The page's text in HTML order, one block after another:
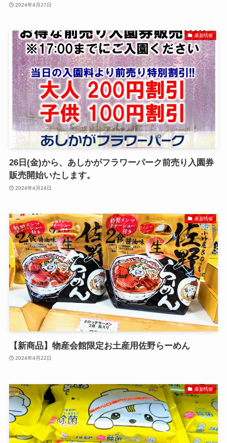
2024年4月27日
最新情報
26日(金)から、あしかがフラワーパーク前売り入園券
販売開始いたします。
2024年4月24日
最新情報
【新商品】物産会館限定お土産用佐野らーめん
2024年4月22日
最新情報